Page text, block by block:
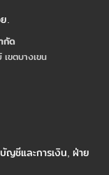
.
กัด
ขตบางเขน
ญชีและการเงิน, ฝ่าย